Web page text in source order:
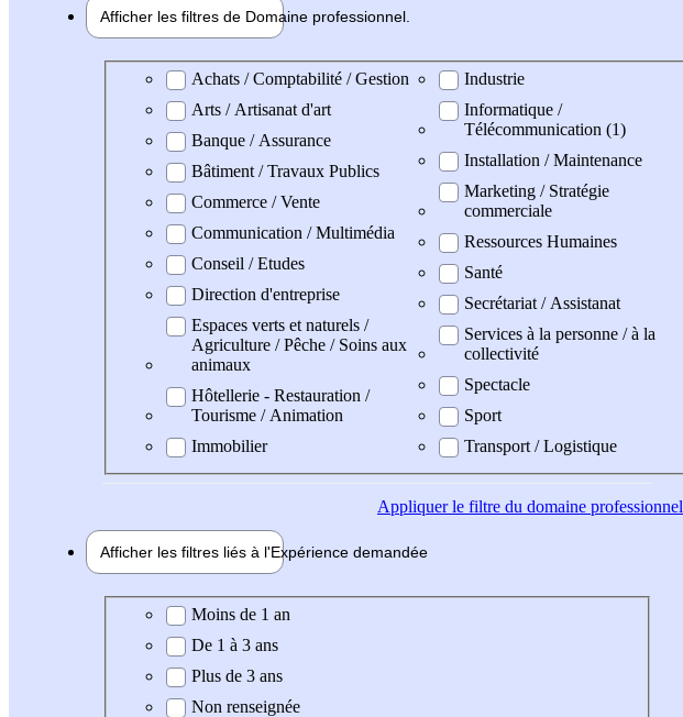
Afficher les filtres de Domaine professionnel
Domaine professionel
Achats / Comptabilité / Gestion
Arts / Artisanat d'art
Banque / Assurance
Bâtiment / Travaux Publics
Commerce / Vente
Communication / Multimédia
Conseil / Etudes
Direction d'entreprise
Espaces verts et naturels /
Agriculture / Pêche / Soins aux
animaux
Hôtellerie - Restauration /
Tourisme / Animation
Immobilier
Industrie
Informatique /
Télécommunication (1)
Installation / Maintenance
Marketing / Stratégie
commerciale
Ressources Humaines
Santé
Secrétariat / Assistanat
Services à la personne / à la
collectivité
Spectacle
Sport
Transport / Logistique
Appliquerle filtre du domaine professionnel
Afficher les filtres liés à l'Expérience demandée
Expérience demandée
Moins de 1 an
De 1 à 3 ans
Plus de 3 ans
Non renseignée